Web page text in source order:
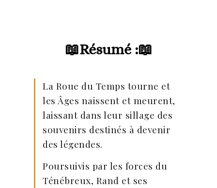
📖Résumé :📖
La Roue du Temps tourne et
les Âges naissent et meurent,
laissant dans leur sillage des
souvenirs destinés à devenir
des légendes.
Poursuivis par les forces du
Ténébreux, Rand et ses